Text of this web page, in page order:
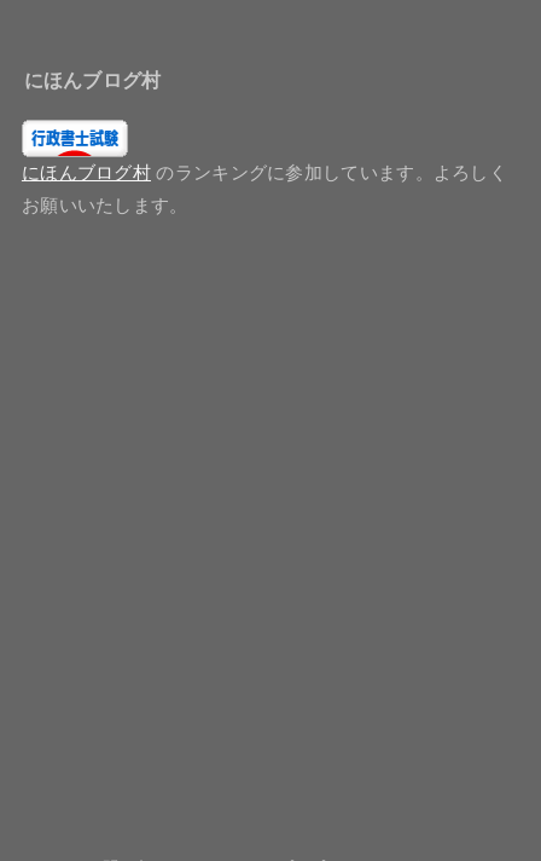
にほんブログ村
にほんブログ村 のランキングに参加しています。よろしく
お願いいたします。